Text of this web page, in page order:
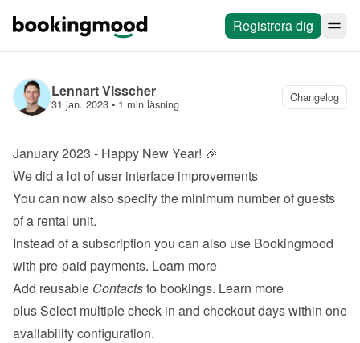
Registrera dig
Lennart Visscher
31 jan. 2023 • 1 min läsning Changelog
January 2023 - Happy New Year! 🎉
We did a lot of user interface improvements
You can now also specify the minimum number of guests
of a rental unit.
Instead of a subscription you can also use Bookingmood
with pre-paid payments. Learn more
Add reusable Contacts to bookings. Learn more
plus Select multiple check-in and checkout days within one
availability configuration.